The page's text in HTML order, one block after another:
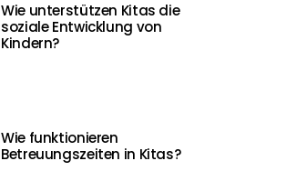
Wie unterstützen Kitas die
soziale Entwicklung von
Kindern?
Wie funktionieren
Betreuungszeiten in Kitas?